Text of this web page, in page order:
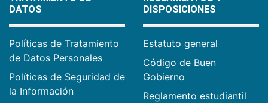
DATOS
Políticas de Tratamiento
de Datos Personales
Políticas de Seguridad de
la Información
DISPOSICIONES
Estatuto general
Código de Buen
Gobierno
Reglamento estudiantil